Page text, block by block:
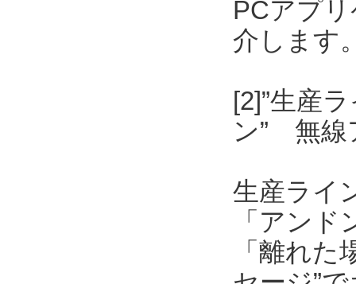
PCアプ
介します
[2]”生産
ン” 無線
生産ライ
「アン
「離れ